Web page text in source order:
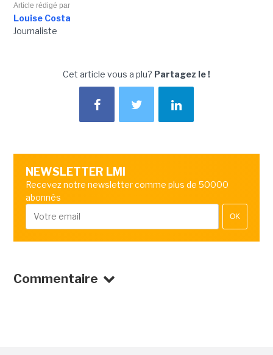
Article rédigé par
Louise Costa
Journaliste
Cet article vous a plu? Partagez le !
NEWSLETTER LMI
Recevez notre newsletter comme plus de 50000
abonnés
OK
Commentaire